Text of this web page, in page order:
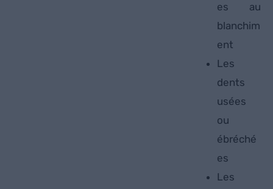
es au
blanchim
ent
Les
dents
usées
ou
ébréché
es
Les